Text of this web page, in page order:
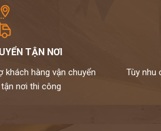
TẬN NƠI
khách hàng vận chuyển
nơi thi công
Tùy nhu